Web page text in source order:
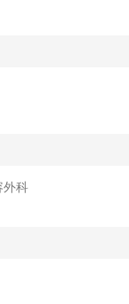
外科